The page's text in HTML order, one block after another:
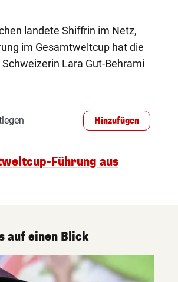
landete Shiffrin im Netz,
im Gesamtweltcup hat die
Lara Gut-Behrami
Hinzufügen
Führung aus
auf einen Blick